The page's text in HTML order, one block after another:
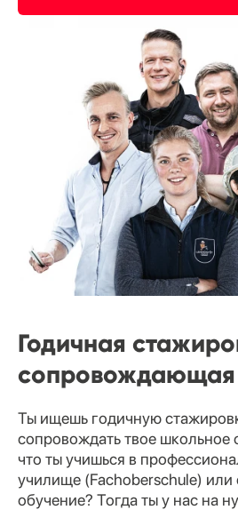
Годичная
Ты ищешь годичную
сопровождать твое школьное
что ты учишься в
училище (Fachoberschule) или
обучение? Тогда ты у нас на